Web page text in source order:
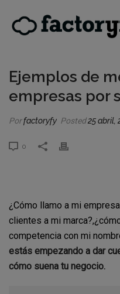
Ejemplos de
empresas por
Porfactoryfy Posted25 abril,
0
¿Cómo llamo a mi
clientes a mi
competencia con mi
estás empezando a dar
cómo suena tu negocio.